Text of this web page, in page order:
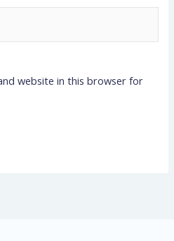
website in this browser for